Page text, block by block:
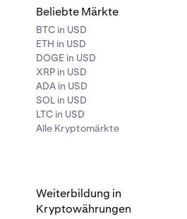
Beliebte Märkte
BTC in USD
ETH in USD
DOGE in USD
XRP in USD
ADA in USD
SOL in USD
LTC in USD
Alle Kryptomärkte
Weiterbildung in
Kryptowährungen